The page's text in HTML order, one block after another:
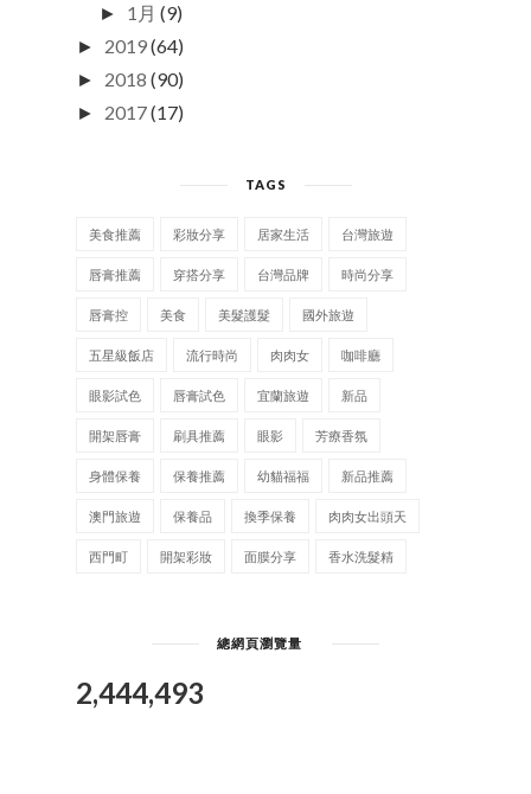
► 1月 (9)
► 2019(64)
► 2018 (90)
► 2017(17)
TAGS
美食推薦 彩妝分享 居家生活 台灣旅遊
唇膏推薦 穿搭分享 台灣品牌 時尚分享
唇膏控 美食 美髮護髮 國外旅遊
五星級飯店 流行時尚 肉肉女 咖啡廳
眼影試色 唇膏試色 宜蘭旅遊 新品
開架唇膏 刷具推薦 眼影 芳療香氛
身體保養 保養推薦 幼貓福福 新品推薦
澳門旅遊 保養品 換季保養 肉肉女出頭天
西門町 開架彩妝 面膜分享 香水洗髮精
總網頁瀏覽量
2,444,493